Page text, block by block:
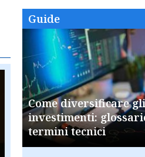
Guide
Come diversificare gli
investimenti:
termini tecnici